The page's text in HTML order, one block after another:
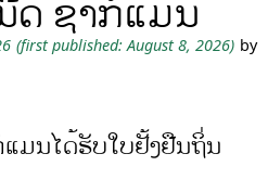
ດ ຊາກໍແມນ
(first published: August 8, 2026) by
ມນໄດ້ຮັບໃບຢັ້ງຢືນຖິ່ນ